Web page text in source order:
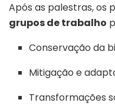
Após as palestras, os
grupos de trabalho
Conservação da
Mitigação e
Transformações